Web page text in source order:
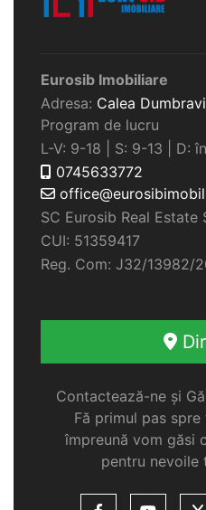
Eurosib Imobiliare
Adresa: Calea
Program de lucru
L-V: 9-18 | S: 9-13 | D:
0745633772
SC Eurosib Real Estate
CUI: 51359417
Reg. Com: J32/13982/
Contactează-ne și
Fă primul pas
împreună vom găsi
pentru nevoile